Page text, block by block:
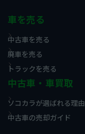
車を売る
中古車を売る
廃車を売る
トラックを売る
中古車・車買取
ソコカラが選ばれる理由
中古車の売却ガイド